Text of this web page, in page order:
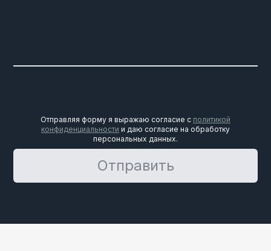
Отправляя форму я выражаю согласие с политикой
конфиденциальности и даю согласие на обработку
персональных данных.
Отправить